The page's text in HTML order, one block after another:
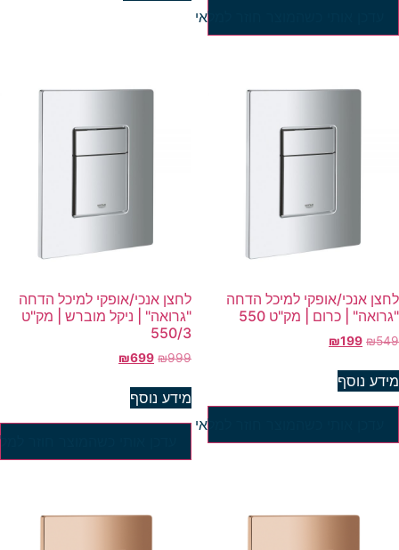
עדכן אותי כשהמוצר חוזר למלאי
אנכי/אופקי למיכל הדחה
| כרום | מק"ט 550
₪
₪199
נוסף
עדכן אותי כשהמוצר חוזר למלאי
לחצן אנכי/אופקי למיכל הדחה
"גרואה" | ניקל מוברש | מק"ט
550/3
₪999
₪699
מידע נוסף
עדכן אותי כשהמוצר חוזר